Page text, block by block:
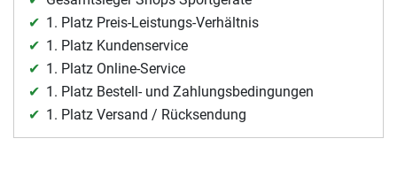
1. Platz Preis-Leistungs-Verhältnis
1. Platz Kundenservice
1. Platz Online-Service
1. Platz Bestell- und Zahlungsbedingungen
1. Platz Versand / Rücksendung